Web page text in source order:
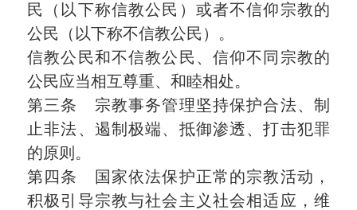
民（以下称信教公民）或者不信仰宗教的
公民（以下称不信教公民）。
信教公民和不信教公民、信仰不同宗教的
公民应当相互尊重、和睦相处。
第三条 宗教事务管理坚持保护合法、制
止非法、遏制极端、抵御渗透、打击犯罪
的原则。
第四条 国家依法保护正常的宗教活动，
积极引导宗教与社会主义社会相适应，维